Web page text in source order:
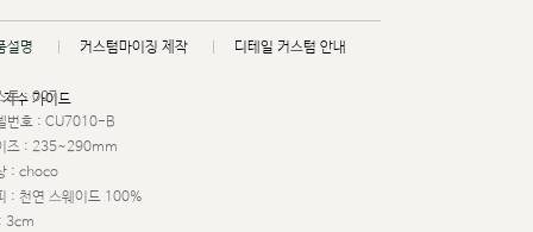
설명 커스텀마이징 제작 디테일 커스텀 안내
치수 가이드
트 : 007
번호 : CU7010-B
즈 : 235~290mm
: choco
: 천연 스웨이드 100%
3cm